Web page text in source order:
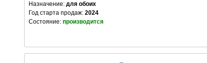
Назначение: для обоих
Год старта продаж: 2024
Состояние: производится